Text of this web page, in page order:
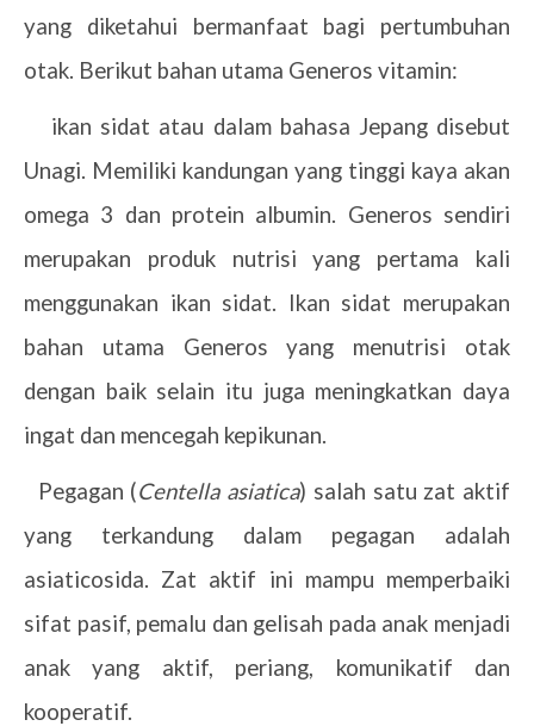
yang diketahui bermanfaat bagi pertumbuhan
otak. Berikut bahan utama Generos vitamin:
ikan sidat atau dalam bahasa Jepang disebut
Unagi. Memiliki kandungan yang tinggi kaya akan
omega 3 dan protein albumin. Generos sendiri
merupakan produk nutrisi yang pertama kali
menggunakan ikan sidat. Ikan sidat merupakan
bahan utama Generos yang menutrisi otak
dengan baik selain itu juga meningkatkan daya
ingat dan mencegah kepikunan.
Pegagan (Centella asiatica) salah satu zat aktif
yang terkandung dalam pegagan adalah
asiaticosida. Zat aktif ini mampu memperbaiki
sifat pasif, pemalu dan gelisah pada anak menjadi
anak yang aktif, periang, komunikatif dan
kooperatif.